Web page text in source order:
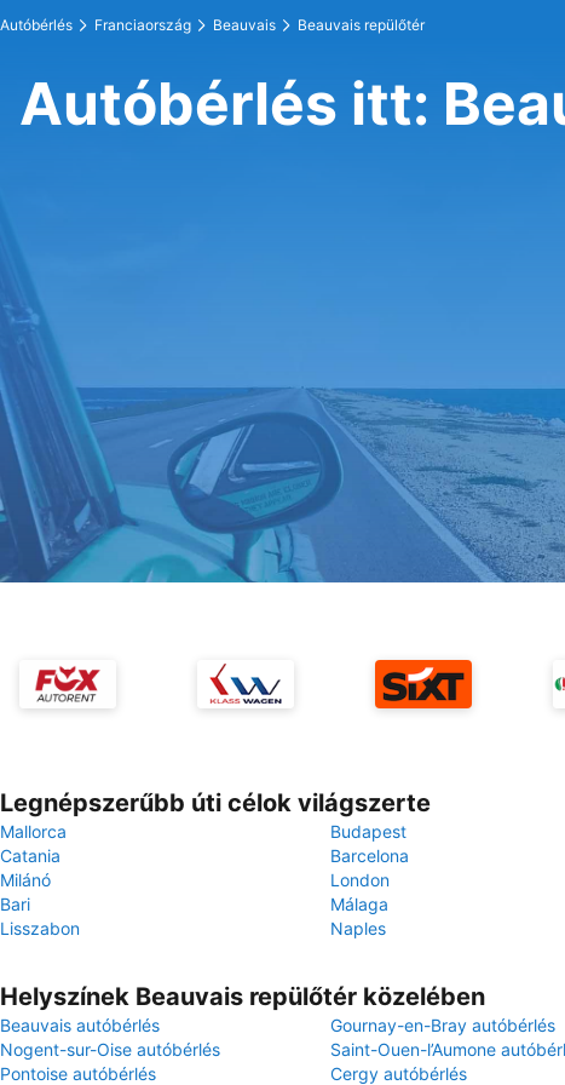
Autóbérlés Franciaország Beauvais Beauvais repülőtér
Autóbérlés itt:
Legnépszerűbb úti célok világszerte
Mallorca
Budapest
Catania
Barcelona
Milánó
London
Bari
Málaga
Lisszabon
Naples
Helyszínek Beauvais repülőtér közelében
Beauvais autóbérlés
Gournay-en-Bray autóbérlés
Nogent-sur-Oise autóbérlés
Saint-Ouen-l’Aumone
Pontoise autóbérlés
Cergy autóbérlés